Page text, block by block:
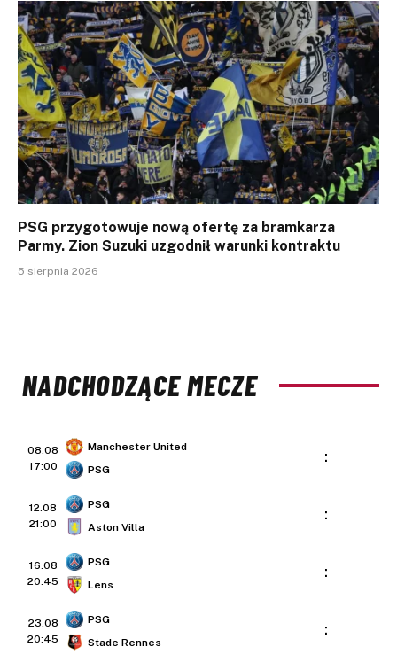
PSG przygotowuje nową ofertę za bramkarza
Parmy. Zion Suzuki uzgodnił warunki kontraktu
5 sierpnia 2026
NADCHODZĄCE MECZE
08.08
17:00
Manchester United
PSG
:
12.08
21:00
PSG
Aston Villa
:
16.08
20:45
PSG
Lens
:
23.08
20:45
PSG
Stade Rennes
: